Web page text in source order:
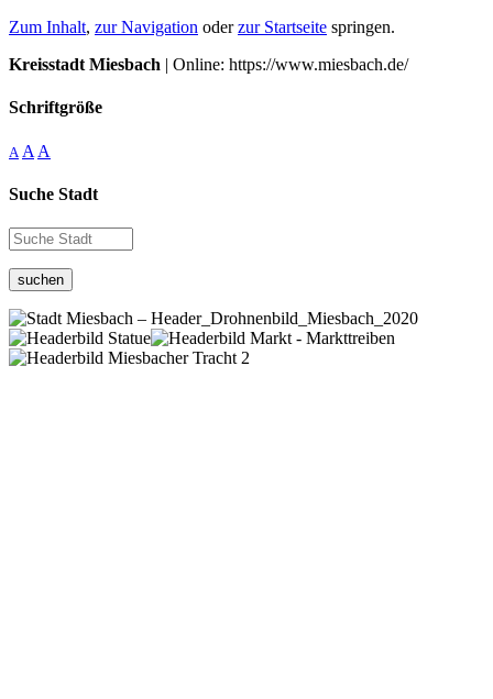
Zum Inhalt, zur Navigation oderzur Startseite springen.
Kreisstadt Miesbach | Online: https://www.miesbach.de/
Schriftgröße
A A A
Suche Stadt
suchen